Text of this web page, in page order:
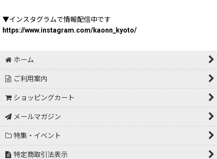
▼インスタグラムで情報配信中です
https://www.instagram.com/kaonn_kyoto/
ホーム
ご利用案内
ショッピングカート
メールマガジン
特集・イベント
特定商取引法表示